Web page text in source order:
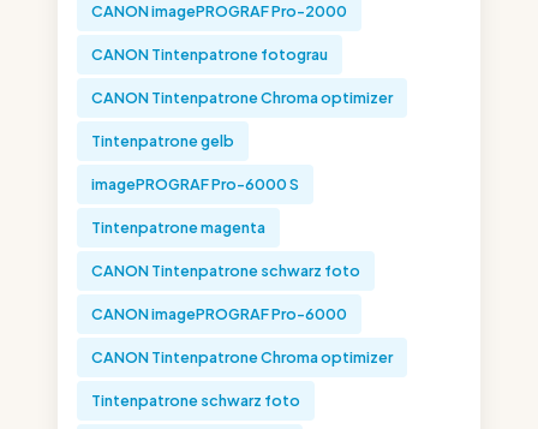
CANON imagePROGRAF Pro-2000
CANON Tintenpatrone fotograu
CANON Tintenpatrone Chroma optimizer
Tintenpatrone gelb
imagePROGRAF Pro-6000 S
Tintenpatrone magenta
CANON Tintenpatrone schwarz foto
CANON imagePROGRAF Pro-6000
CANON Tintenpatrone Chroma optimizer
Tintenpatrone schwarz foto